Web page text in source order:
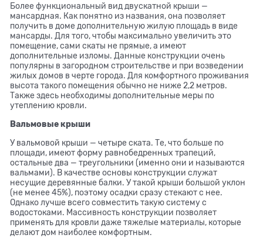
Более функциональный вид двускатной крыши —
мансардная. Как понятно из названия, она позволяет
получить в доме дополнительную жилую площадь в виде
мансарды. Для того, чтобы максимально увеличить это
помещение, сами скаты не прямые, а имеют
дополнительные изломы. Данные конструкции очень
популярны в загородном строительстве и при возведении
жилых домов в черте города. Для комфортного проживания
высота такого помещения обычно не ниже 2,2 метров.
Также здесь необходимы дополнительные меры по
утеплению кровли.
Вальмовые крыши
У вальмовой крыши — четыре ската. Те, что больше по
площади, имеют форму равнобедренных трапеций,
остальные два — треугольники (именно они и называются
вальмами). В качестве основы конструкции служат
несущие деревянные балки. У такой крыши большой уклон
(не менее 45%), поэтому осадки сразу стекают с нее.
Однако лучше всего совместить такую систему с
водостоками. Массивность конструкции позволяет
применять для кровли даже тяжелые материалы, которые
делают дом наиболее комфортным.